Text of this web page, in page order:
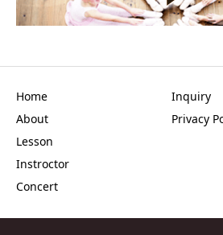
Home
About
Lesson
Instroctor
Concert
Inquiry
Privacy